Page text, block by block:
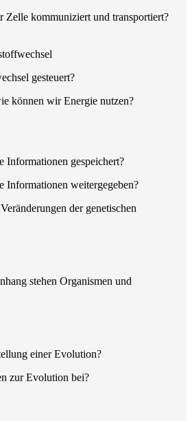
Zelle kommuniziert und transportiert?
gesteuert?
können wir Energie nutzen?
Informationen gespeichert?
Informationen weitergegeben?
der genetischen
stehen Organismen und
einer Evolution?
zur Evolution bei?